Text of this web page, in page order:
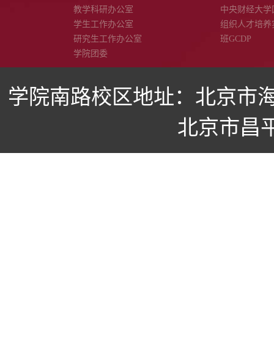
教学科研办公室
学生工作办公室
研究生工作办公室
学院团委
中央财经大学
组织人才培养
班GCDP
学院南路校区地址：北京市
北京市昌